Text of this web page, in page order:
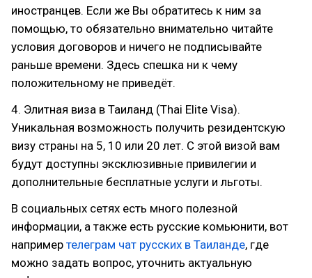
иностранцев. Если же Вы обратитесь к ним за
помощью, то обязательно внимательно читайте
условия договоров и ничего не подписывайте
раньше времени. Здесь спешка ни к чему
положительному не приведёт.
4. Элитная виза в Таиланд (Thai Elite Visa).
Уникальная возможность получить резидентскую
визу страны на 5, 10 или 20 лет. С этой визой вам
будут доступны эксклюзивные привилегии и
дополнительные бесплатные услуги и льготы.
В социальных сетях есть много полезной
информации, а также есть русские комьюнити, вот
например телеграм чат русских в Таиланде, где
можно задать вопрос, уточнить актуальную